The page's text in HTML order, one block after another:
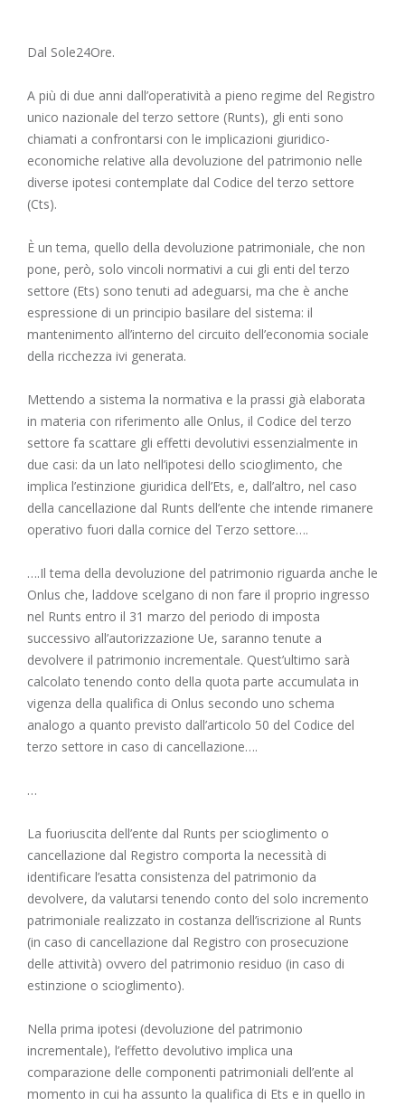
Dal Sole24Ore.
A più di due anni dall’operatività a pieno regime del Registro
unico nazionale del terzo settore (Runts), gli enti sono
chiamati a confrontarsi con le implicazioni giuridico-
economiche relative alla devoluzione del patrimonio nelle
diverse ipotesi contemplate dal Codice del terzo settore
(Cts).
È un tema, quello della devoluzione patrimoniale, che non
pone, però, solo vincoli normativi a cui gli enti del terzo
settore (Ets) sono tenuti ad adeguarsi, ma che è anche
espressione di un principio basilare del sistema: il
mantenimento all’interno del circuito dell’economia sociale
della ricchezza ivi generata.
Mettendo a sistema la normativa e la prassi già elaborata
in materia con riferimento alle Onlus, il Codice del terzo
settore fa scattare gli effetti devolutivi essenzialmente in
due casi: da un lato nell’ipotesi dello scioglimento, che
implica l’estinzione giuridica dell’Ets, e, dall’altro, nel caso
della cancellazione dal Runts dell’ente che intende rimanere
operativo fuori dalla cornice del Terzo settore….
….Il tema della devoluzione del patrimonio riguarda anche le
Onlus che, laddove scelgano di non fare il proprio ingresso
nel Runts entro il 31 marzo del periodo di imposta
successivo all’autorizzazione Ue, saranno tenute a
devolvere il patrimonio incrementale. Quest’ultimo sarà
calcolato tenendo conto della quota parte accumulata in
vigenza della qualifica di Onlus secondo uno schema
analogo a quanto previsto dall’articolo 50 del Codice del
terzo settore in caso di cancellazione….
…
La fuoriuscita dell’ente dal Runts per scioglimento o
cancellazione dal Registro comporta la necessità di
identificare l’esatta consistenza del patrimonio da
devolvere, da valutarsi tenendo conto del solo incremento
patrimoniale realizzato in costanza dell’iscrizione al Runts
(in caso di cancellazione dal Registro con prosecuzione
delle attività) ovvero del patrimonio residuo (in caso di
estinzione o scioglimento).
Nella prima ipotesi (devoluzione del patrimonio
incrementale), l’effetto devolutivo implica una
comparazione delle componenti patrimoniali dell’ente al
momento in cui ha assunto la qualifica di Ets e in quello in